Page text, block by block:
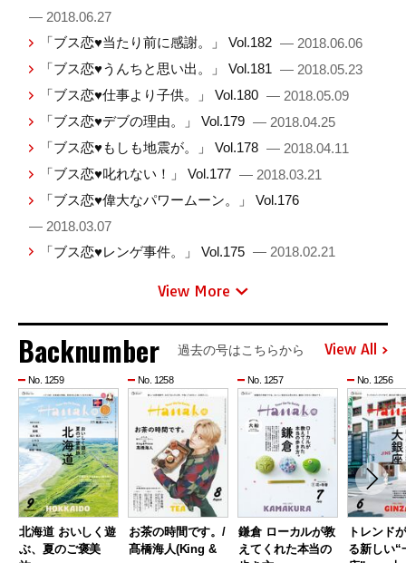
— 2018.06.27
「ブス恋♥当たり前に感謝。」 Vol.182 — 2018.06.06
「ブス恋♥うんちと思い出。」 Vol.181 — 2018.05.23
「ブス恋♥仕事より子供。」 Vol.180 — 2018.05.09
「ブス恋♥デブの理由。」 Vol.179 — 2018.04.25
「ブス恋♥もしも地震が。」 Vol.178 — 2018.04.11
「ブス恋♥叱れない！」 Vol.177 — 2018.03.21
「ブス恋♥偉大なパワームーン。」 Vol.176
— 2018.03.07
「ブス恋♥レンゲ事件。」 Vol.175 — 2018.02.21
View More
Backnumber 過去の号はこちらから View All
No. 1259
北海道 おいしく遊
ぶ、夏のご褒美
No. 1258
お茶の時間です。/
髙橋海人(King &
No. 1257
鎌倉 ローカルが教
えてくれた本当の
No. 1256
トレンド
る新しい“